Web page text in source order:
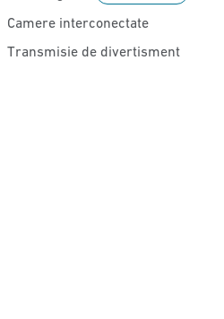
Camere interconectate
Transmisie de divertisment